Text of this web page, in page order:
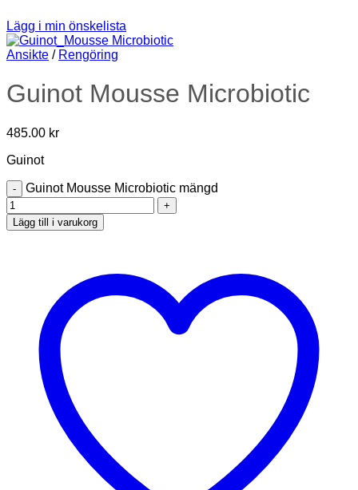
Lägg i min önskelista
Ansikte / Rengöring
Guinot Mousse Microbiotic
485.00 kr
Guinot
Guinot Mousse Microbiotic mängd
Lägg till i varukorg